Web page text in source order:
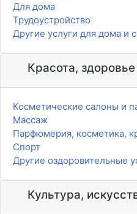
Для дома
Трудоустройство
Другие услуги для дома и
Красота, здоровье
Косметические салоны и
Массаж
Парфюмерия, косметика,
Спорт
Другие оздоровительные
Культура,